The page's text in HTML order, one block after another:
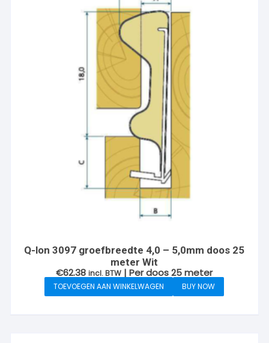
Q-lon 3097 groefbreedte 4,0 – 5,0mm doos 25
meter Wit
€62.38 incl. BTW | Per doos 25 meter
TOEVOEGEN AAN WINKELWAGEN BUY NOW